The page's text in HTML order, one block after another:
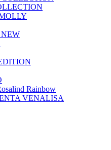
Rainbow
VENALISA